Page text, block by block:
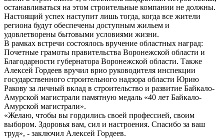
останавливаться на этом строительные компании не должны.
Настоящий успех наступит лишь тогда, когда все жители
региона будут обеспечены доступным жильем и
удовлетворены бытовыми условиями жизни.
В рамках встречи состоялось вручение областных наград:
Почетные грамоты правительства Воронежской области и
Благодарности губернатора Воронежской области. Также
Алексей Гордеев вручил врио руководителя инспекции
государственного строительного надзора области Юрию
Ракову за личный вклад в строительство и развитие Байкало-
Амурской магистрали памятную медаль «40 лет Байкало-
Амурской магистрали».
«Желаю, чтобы вы гордились своей профессией, своим
выбором. Здоровья вам, сил и настроения. Спасибо за ваш
труд», - заключил Алексей Гордеев.